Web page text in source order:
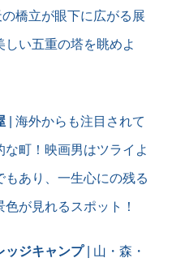
橋立が眼下に広がる展
しい五重の塔を眺めよ
| 海外からも注目されて
な町！映画男はツライよ
もあり、一生心にの残る
色が見れるスポット！
ッジキャンプ| 山・森・